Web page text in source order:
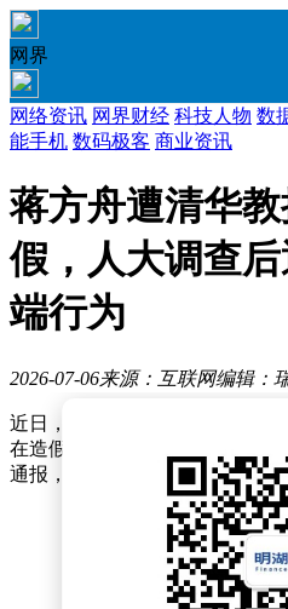
网界
网络资讯 网界财经 科技人物 数
能手机 数码极客 商业资讯
蒋方舟遭清华
假，人大调查
端行为
2026-07-06来源：互联网编辑：
近日，围绕清华大学教授肖鹰
在造假行为一事，中国人民大
通报，明确表示未发现蒋方舟存